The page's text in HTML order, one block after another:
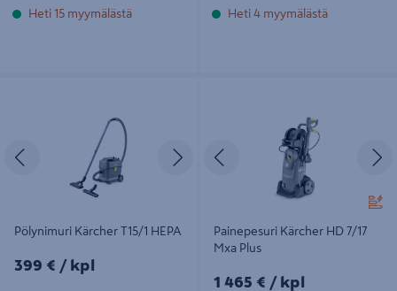
Heti 15 myymälästä Heti 4 myymälästä
Seuraava
Pölynimuri Kärcher T15/1 HEPA
399€/kpl
399 € / kpl
Edellinen
Painepesuri Kärcher HD 7/17
Mxa Plus
1465€/kpl
1 465 € / kpl